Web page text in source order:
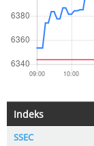
Indeks
SSEC